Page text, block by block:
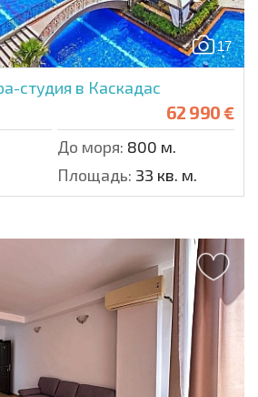
17
студия в Каскадас
62 990 €
До моря: 800 м.
Площадь: 33 кв. м.